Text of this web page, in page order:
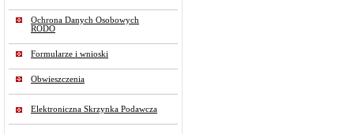
Ochrona Danych Osobowych
RODO
Formularze i wnioski
Obwieszczenia
Elektroniczna Skrzynka Podawcza